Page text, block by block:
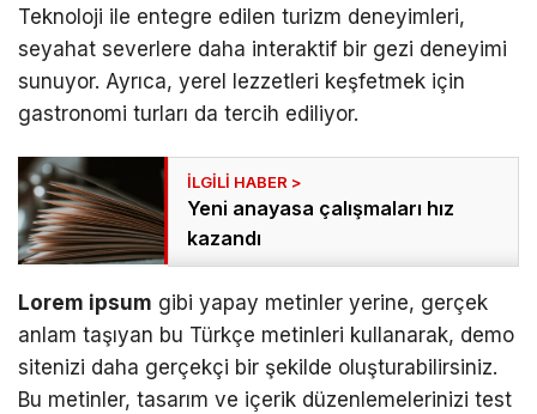
Teknoloji ile entegre edilen turizm deneyimleri,
seyahat severlere daha interaktif bir gezi deneyimi
sunuyor. Ayrıca, yerel lezzetleri keşfetmek için
gastronomi turları da tercih ediliyor.
Yeni anayasa çalışmaları hız
kazandı
Lorem ipsum gibi yapay metinler yerine, gerçek
anlam taşıyan bu Türkçe metinleri kullanarak, demo
sitenizi daha gerçekçi bir şekilde oluşturabilirsiniz.
Bu metinler, tasarım ve içerik düzenlemelerinizi test